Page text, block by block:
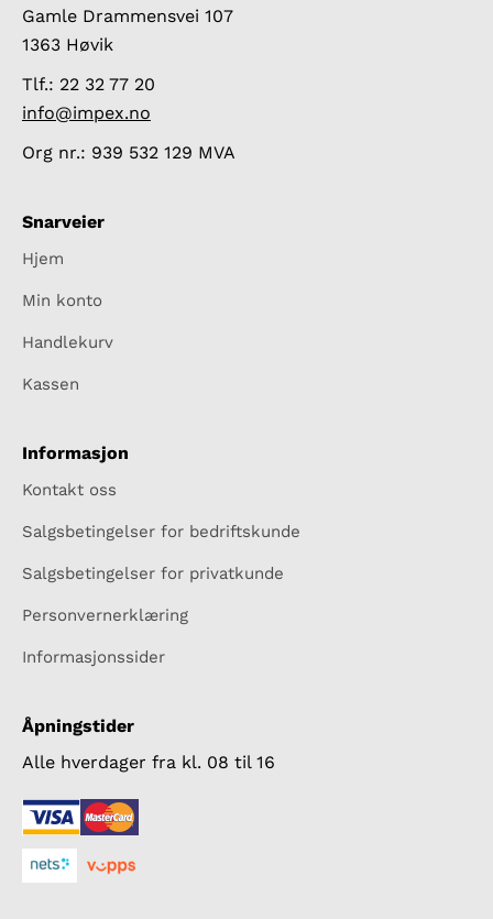
Gamle Drammensvei 107
1363 Høvik
Tlf.: 22 32 77 20
info@impex.no
Org nr.: 939 532 129 MVA
Snarveier
Hjem
Min konto
Handlekurv
Kassen
Informasjon
Kontakt oss
Salgsbetingelser for bedriftskunde
Salgsbetingelser for privatkunde
Personvernerklæring
Informasjonssider
Åpningstider
Alle hverdager fra kl. 08 til 16